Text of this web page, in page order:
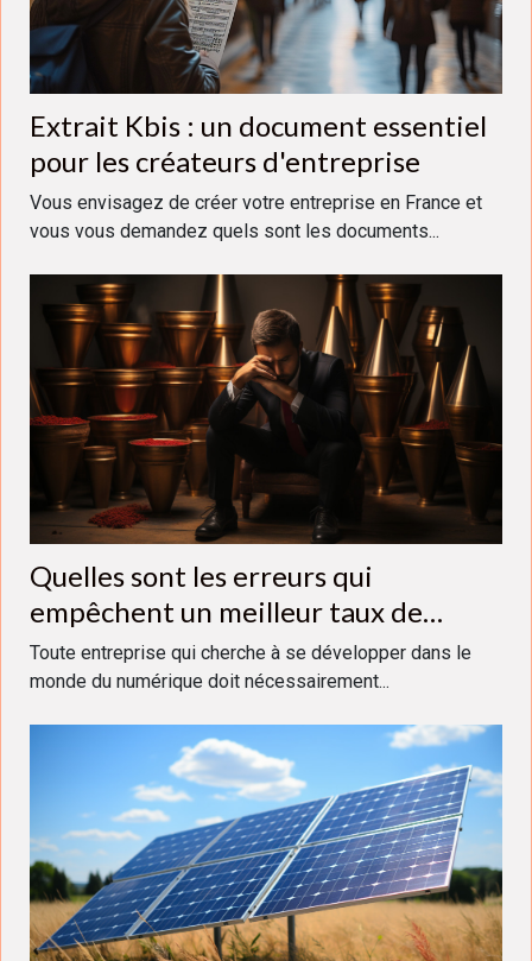
Extrait Kbis : un document essentiel
pour les créateurs d'entreprise
Vous envisagez de créer votre entreprise en France et
vous vous demandez quels sont les documents...
Quelles sont les erreurs qui
empêchent un meilleur taux de
conversion en Entreprise ?
Toute entreprise qui cherche à se développer dans le
monde du numérique doit nécessairement...